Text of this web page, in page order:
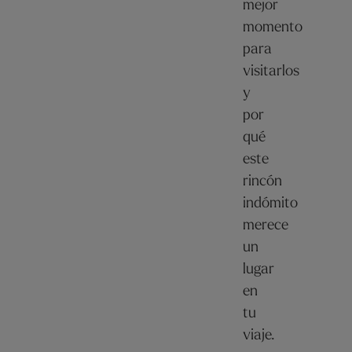
mejor
momento
para
visitarlos
y
por
qué
este
rincón
indómito
merece
un
lugar
en
tu
viaje.